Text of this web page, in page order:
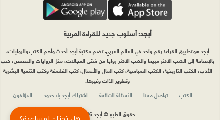
أبجد: أسلوب جديد للقراءة العربية
أبجد هو تطبيق القراءة رقم واحد في العالم العربي. تضم مكتبة أبجد أحدث وأهم الكتب والروايات،
بالإضافة إلى الكتب الأكثر مبيعاً والكتب الأكثر رواجاً من شتّى المجالات، مثل الروايات والقصص، كتب
الأدب، الكتب التاريخية، الكتب السياسية، كتب المال والأعمال، كتب الفلسفة وكتب التنمية البشرية
وتطوير الذات وغيرها.
الكتب
تواصل معنا الأسئلة الشائعة اشتراك أبجد بلا حدود
المؤلفون
حقوق الطبع © أبجد 2026